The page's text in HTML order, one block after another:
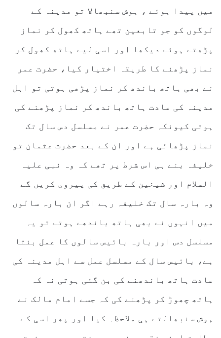
میں پیدا ہوئے ، ہوش سنبھالا تو مدینہ کے
لوگوں کو جو تابعین تھے ہاتھ کھول کر نماز
پڑھتے ہوئے دیکھا اور اسی لیے ہاتھ کھول کر
نماز پڑھنے کا طریقہ اختیار کیا، حضرت عمر
نے بھی ہاتھ باندھ کر نماز پڑھی ہوتی تو اہل
مدینہ کی عادت ہاتھ باندھ کر نماز پڑھنے کی
ہوتی کیونکہ حضرت عمر نے مسلسل دس سال تک
نماز پڑھائی ہے اور ان کے بعد حضرت عثمان تو
خلیفہ بنے ہی اس شرط پر تھے کہ وہ نبی علیہ
السلام اور شیخین کے طریق کی پیروی کریں گے
وہ بارہ سال تک خلیفہ رہے اگر ان بارہ سالوں
میں انہوں نے بھی ہاتھ باندھے ہوتے تو یہ
مسلسل دس اور بارہ بائیس سالوں کا عمل بنتا
ہے، بائیس سال کے مسلسل عمل سے اہل مدینہ کی
عادت ہاتھ باندھنے کی بن گئی ہوتی نہ کہ
ہاتھ چھوڑ کر پڑھنے کی کہ جسے امام مالک نے
ہوش سنبھالتے ہی ملاحظہ کیا اور پھر اسی کے